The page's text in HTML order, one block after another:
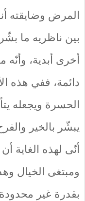
المرض وضايقته
بين ناظريه ما
أخرى أبدية،
دائمة، ففي هذه
الحسرة ويجعله
يبشّر بالخير
أنّى لهذه الغاية
ومبتغى الخيال
بقدرة غير